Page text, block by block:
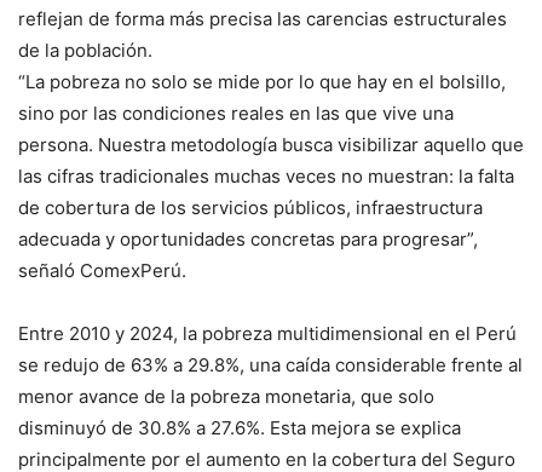
reflejan de forma más precisa las carencias estructurales
de la población.
“La pobreza no solo se mide por lo que hay en el bolsillo,
sino por las condiciones reales en las que vive una
persona. Nuestra metodología busca visibilizar aquello que
las cifras tradicionales muchas veces no muestran: la falta
de cobertura de los servicios públicos, infraestructura
adecuada y oportunidades concretas para progresar”,
señaló ComexPerú.
Entre 2010 y 2024, la pobreza multidimensional en el Perú
se redujo de 63% a 29.8%, una caída considerable frente al
menor avance de la pobreza monetaria, que solo
disminuyó de 30.8% a 27.6%. Esta mejora se explica
principalmente por el aumento en la cobertura del Seguro